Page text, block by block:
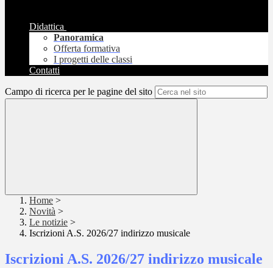
Didattica
Panoramica
Offerta formativa
I progetti delle classi
Contatti
Campo di ricerca per le pagine del sito
Home >
Novità >
Le notizie >
Iscrizioni A.S. 2026/27 indirizzo musicale
Iscrizioni A.S. 2026/27 indirizzo musicale